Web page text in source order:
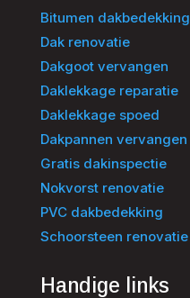
Bitumen dakbedekking
Dak renovatie
Dakgoot vervangen
Daklekkage reparatie
Daklekkage spoed
Dakpannen vervangen
Gratis dakinspectie
Nokvorst renovatie
PVC dakbedekking
Schoorsteen renovatie
Handige links